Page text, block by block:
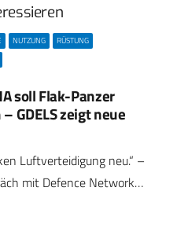
NUTZUNG
RÜSTUNG
soll Flak-Panzer
GDELS zeigt neue
Luftverteidigung neu.“ –
mit Defence Network…